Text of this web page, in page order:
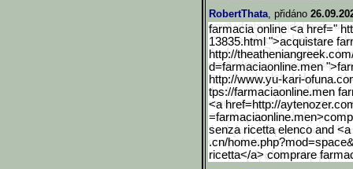
RobertThata, přidáno
farmacia online <a href="
13835.html ">acquistare
http://
d=farmaciaonline.men
http://www.yu-kari-ofuna.
tps://farmaciaonline.men
<a href=http://
senza ricetta elenco and
.cn/
ricetta</a> comprare